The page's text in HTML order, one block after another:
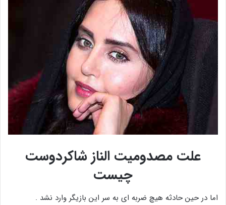
علت مصدومیت الناز شاکردوست
چیست
اما در حین حادثه هیچ ضربه ای به سر این بازیگر وارد نشد .